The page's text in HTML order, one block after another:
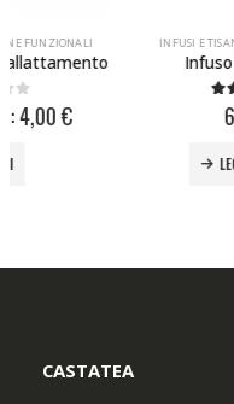
INFUSI E TISANE INFUSI FRUTTATI
Infuso frutti rossi
CASTATEA